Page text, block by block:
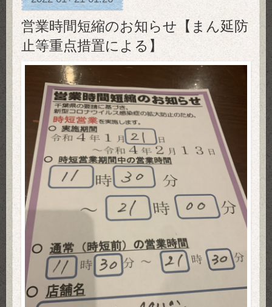
営業時間短縮のお知らせ【まん延防
止等重点措置による】